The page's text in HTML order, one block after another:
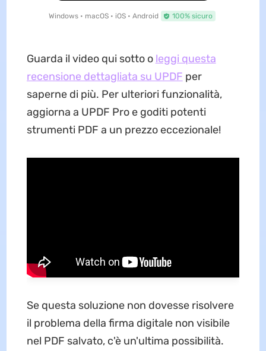
Windows • macOS • iOS • Android 100% sicuro
Guarda il video qui sotto o leggi questa
recensione dettagliata su UPDF per
saperne di più. Per ulteriori funzionalità,
aggiorna a UPDF Pro e goditi potenti
strumenti PDF a un prezzo eccezionale!
Se questa soluzione non dovesse risolvere
il problema della firma digitale non visibile
nel PDF salvato, c'è un'ultima possibilità.